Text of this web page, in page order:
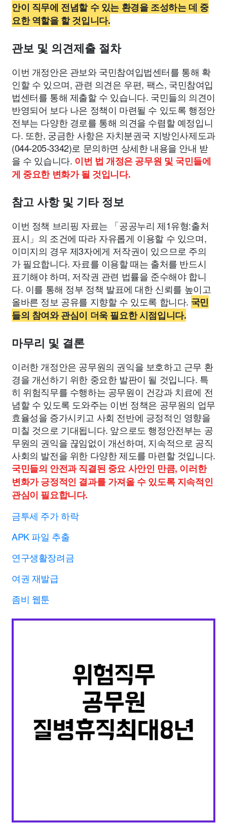
안이 직무에 전념할 수 있는 환경을 조성하는 데 중
요한 역할을 할 것입니다.
관보 및 의견제출 절차
이번 개정안은 관보와 국민참여입법센터를 통해 확
인할 수 있으며, 관련 의견은 우편, 팩스, 국민참여입
법센터를 통해 제출할 수 있습니다. 국민들의 의견이
반영되어 보다 나은 정책이 마련될 수 있도록 행정안
전부는 다양한 경로를 통해 의견을 수렴할 예정입니
다. 또한, 궁금한 사항은 자치분권국 지방인사제도과
(044-205-3342)로 문의하면 상세한 내용을 안내 받
을 수 있습니다. 이번 법 개정은 공무원 및 국민들에
게 중요한 변화가 될 것입니다.
참고 사항 및 기타 정보
이번 정책 브리핑 자료는 「공공누리 제1유형:출처
표시」의 조건에 따라 자유롭게 이용할 수 있으며,
이미지의 경우 제3자에게 저작권이 있으므로 주의
가 필요합니다. 자료를 이용할 때는 출처를 반드시
표기해야 하며, 저작권 관련 법률을 준수해야 합니
다. 이를 통해 정부 정책 발표에 대한 신뢰를 높이고
올바른 정보 공유를 지향할 수 있도록 합니다. 국민
들의 참여와 관심이 더욱 필요한 시점입니다.
마무리 및 결론
이러한 개정안은 공무원의 권익을 보호하고 근무 환
경을 개선하기 위한 중요한 발판이 될 것입니다. 특
히 위험직무를 수행하는 공무원이 건강과 치료에 전
념할 수 있도록 도와주는 이번 정책은 공무원의 업무
효율성을 증가시키고 사회 전반에 긍정적인 영향을
미칠 것으로 기대됩니다. 앞으로도 행정안전부는 공
무원의 권익을 끊임없이 개선하며, 지속적으로 공직
사회의 발전을 위한 다양한 제도를 마련할 것입니다.
국민들의 안전과 직결된 중요 사안인 만큼, 이러한
변화가 긍정적인 결과를 가져올 수 있도록 지속적인
관심이 필요합니다.
금투세 주가 하락
APK 파일 추출
연구생활장려금
여권 재발급
좀비 웹툰